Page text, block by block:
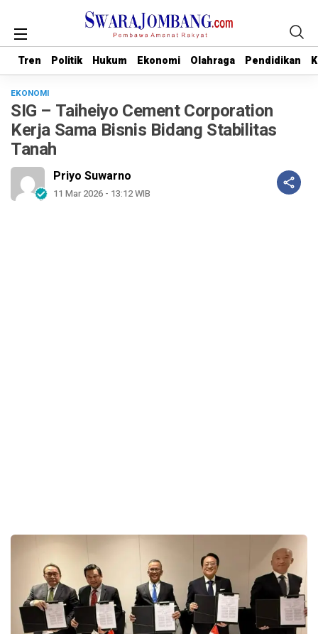
Tren Politik Hukum Ekonomi Olahraga Pendidikan
Tren Politik Hukum Ekonomi Olahraga Pendidikan
EKONOMI
SIG – Taiheiyo Cement Corporation
Kerja Sama Bisnis Bidang Stabilitas
Tanah
Priyo Suwarno
11 Mar 2026 - 13:12 WIB